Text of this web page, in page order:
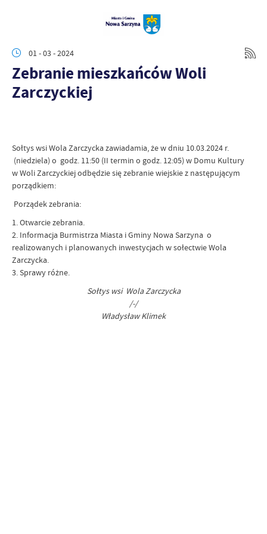
01 - 03 - 2024
Zebranie mieszkańców Woli
Zarczyckiej
Sołtys wsi Wola Zarczycka zawiadamia, że w dniu 10.03.2024 r.
(niedziela) o godz. 11:50 (II termin o godz. 12:05) w Domu Kultury
w Woli Zarczyckiej odbędzie się zebranie wiejskie z następującym
porządkiem:
Porządek zebrania:
1. Otwarcie zebrania.
2. Informacja Burmistrza Miasta i Gminy Nowa Sarzyna o
realizowanych i planowanych inwestycjach w sołectwie Wola
Zarczycka.
3. Sprawy różne.
Sołtys wsi Wola Zarczycka
/-/
Władysław Klimek